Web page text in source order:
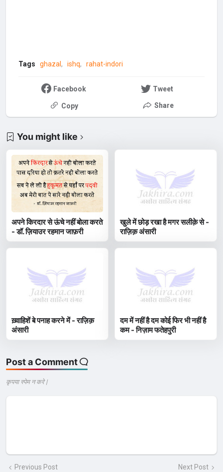
Tags ghazal ishq rahat-indori
Facebook Tweet
Copy Share
You might like
अपने किरदार से ऊंचे नहीं बोला करते
- डॉ. ज़ियाउर रहमान जाफ़री
खुले में छोड़ रखा है मगर सलीक़े से -
राज़िक़ अंसारी
ख़्वाहिशें बे पनाह करने में - राज़िक़
अंसारी
दम में नहीं है दम कोई फिर भी नहीं है
कम - निज़ाम फतेहपुरी
Post a Comment
कृपया स्पेम न करे |
Previous Post Next Post